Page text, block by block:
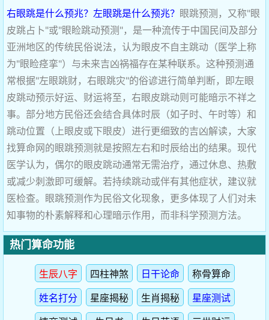
右眼跳是什么预兆？左眼跳是什么预兆？ 眼跳预测，又称"眼
皮跳占卜"或"眼睑跳动预测"，是一种流传于中国民间及部分
亚洲地区的传统民俗说法，认为眼皮不自主跳动（医学上称
为"眼睑痉挛"）与未来吉凶祸福存在某种联系。这种预测通
常根据"左眼跳财，右眼跳灾"的俗谚进行简单判断，即左眼
皮跳动预示好运、财运将至，右眼皮跳动则可能暗示不祥之
事。部分地方民俗还会结合具体时辰（如子时、午时等）和
跳动位置（上眼皮或下眼皮）进行更细致的吉凶解读，大家
找算命网的眼跳预测就是按照左右和时辰给出的结果。现代
医学认为，偶尔的眼皮跳动通常无需治疗，通过休息、热敷
或减少刺激即可缓解。若持续跳动或伴有其他症状，建议就
医检查。眼跳预测作为民俗文化现象，更多体现了人们对未
知事物的朴素解释和心理暗示作用，而非科学预测方法。
热门算命功能